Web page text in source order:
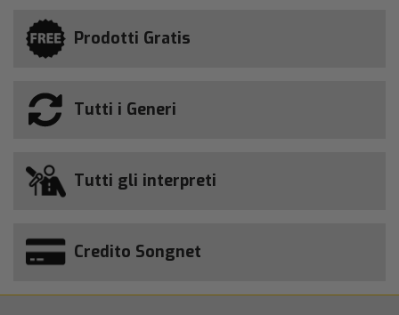
Prodotti Gratis
Tutti i Generi
Tutti gli interpreti
Credito Songnet